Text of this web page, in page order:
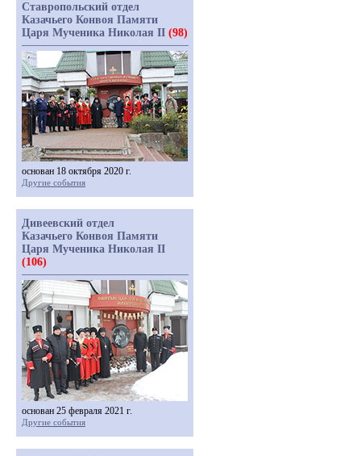
Ставропольский отдел
Казачьего Конвоя Памяти
Царя Мученика Николая II (98)
основан 18 октября 2020 г.
Другие события
Дивеевский отдел
Казачьего Конвоя Памяти
Царя Мученика Николая II
(106)
основан 25 февраля 2021 г.
Другие события